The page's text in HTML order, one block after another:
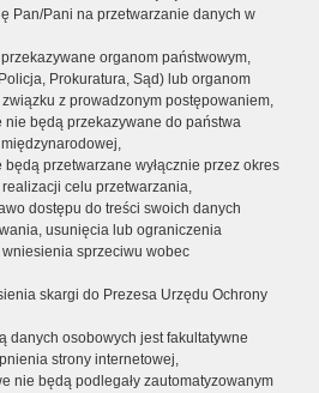
Pan/Pani na przetwarzanie danych w
organom państwowym,
Prokuratura, Sąd) lub organom
z prowadzonym postępowaniem,
będą przekazywane do państwa
przetwarzane wyłącznie przez okres
celu przetwarzania,
dostępu do treści swoich danych
usunięcia lub ograniczenia
sprzeciwu wobec
skargi do Prezesa Urzędu Ochrony
danych osobowych jest fakultatywne
strony internetowej,
nie będą podlegały zautomatyzowanym